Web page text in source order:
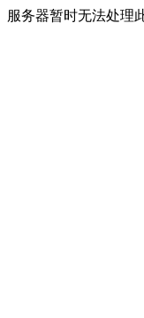
服务器暂时无法处理